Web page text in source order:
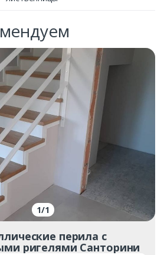
1/1
перила с
ригелями Санторини